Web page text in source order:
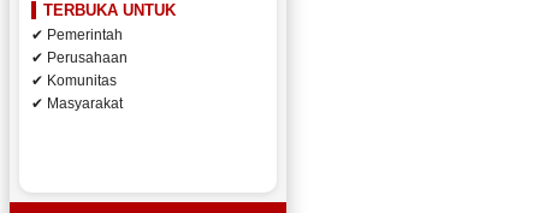
TERBUKA UNTUK
✔ Pemerintah
✔ Perusahaan
✔ Komunitas
✔ Masyarakat